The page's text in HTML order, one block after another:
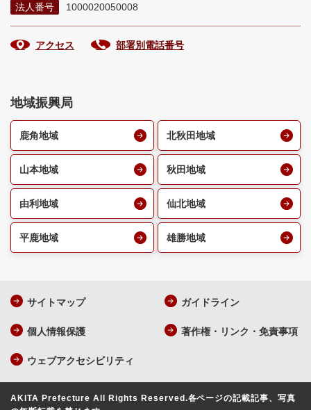
法人番号
1000020050008
アクセス 部署別電話番号
地域振興局
鹿角地域 北秋田地域
山本地域 秋田地域
由利地域 仙北地域
平鹿地域 雄勝地域
サイトマップ ガイドライン
個人情報保護 著作権・リンク・免責事項
ウェブアクセシビリティ
AKITA Prefecture All Rights Reserved.各ページの記載記事、写真